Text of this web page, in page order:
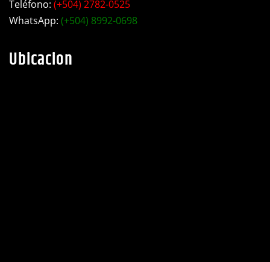
Teléfono: (+504) 2782-0525
WhatsApp: (+504) 8992-0698
Ubicacion